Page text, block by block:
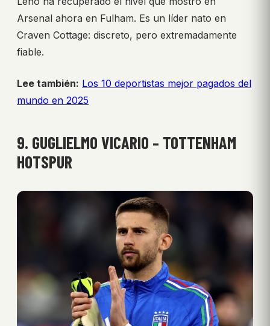
Arsenal ahora en Fulham. Es un líder nato en
Craven Cottage: discreto, pero extremadamente
fiable.
Lee también: Los 10 deportistas mejor pagados del
mundo en 2025
9. GUGLIELMO VICARIO – TOTTENHAM
HOTSPUR